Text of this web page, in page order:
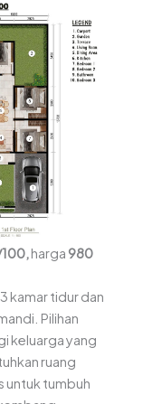
harga 980
kamar tidur dan
Pilihan
keluarga yang
ruang
untuk tumbuh